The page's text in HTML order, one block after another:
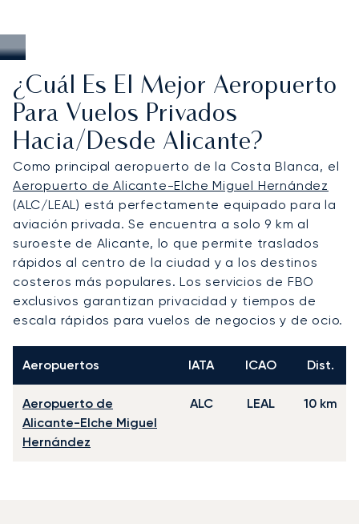
¿Cuál Es El Mejor Aeropuerto
Para Vuelos Privados
Hacia/desde Alicante?
Como principal aeropuerto de la Costa Blanca, el
Aeropuerto de Alicante-Elche Miguel Hernández
(ALC/LEAL) está perfectamente equipado para la
aviación privada. Se encuentra a solo 9 km al
suroeste de Alicante, lo que permite traslados
rápidos al centro de la ciudad y a los destinos
costeros más populares. Los servicios de FBO
exclusivos garantizan privacidad y tiempos de
escala rápidos para vuelos de negocios y de ocio.
Aeropuertos IATA ICAO Dist.
Aeropuerto de
Alicante-Elche Miguel
Hernández
ALC LEAL 10 km